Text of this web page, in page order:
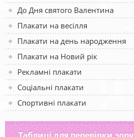
До Дня святого Валентина
Плакати на весілля
Плакати на день народження
Плакати на Новий рік
Рекламні плакати
Соціальні плакати
Спортивні плакати